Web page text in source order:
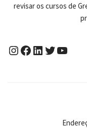
revisar os cursos de